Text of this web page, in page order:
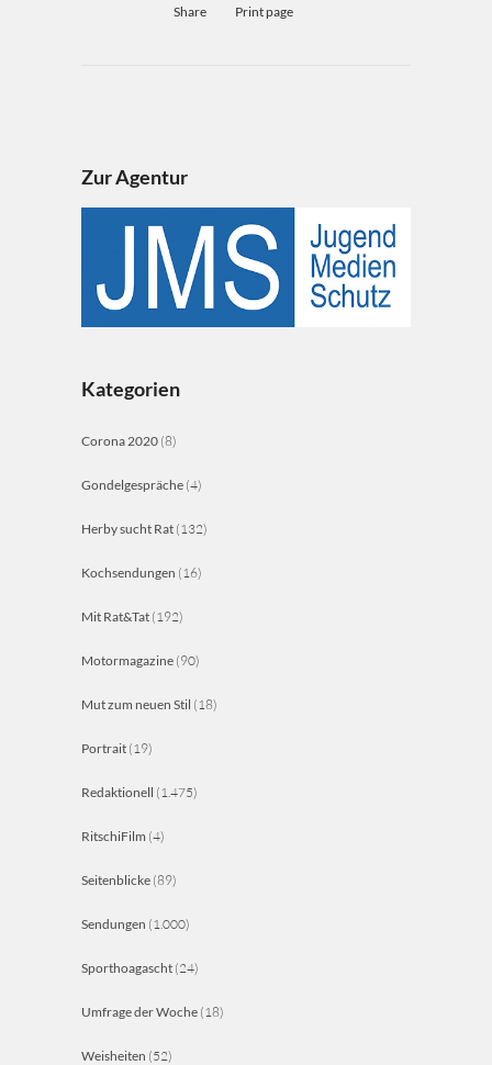
Share Print page
Zur Agentur
Kategorien
Corona 2020 (8)
Gondelgespräche (4)
Herby sucht Rat (132)
Kochsendungen (16)
Mit Rat&Tat (192)
Motormagazine (90)
Mut zum neuen Stil (18)
Portrait (19)
Redaktionell (1.475)
RitschiFilm (4)
Seitenblicke (89)
Sendungen (1.000)
Sporthoagascht (24)
Umfrage der Woche (18)
Weisheiten (52)